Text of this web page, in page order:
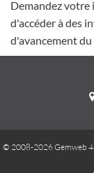
Demandez
d'accéder à des
d'avancement du
© 2008-2026 Gemweb